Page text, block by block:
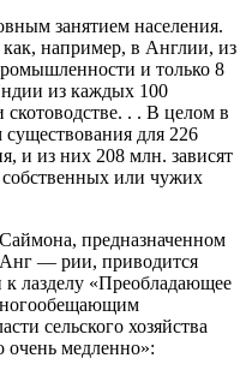
занятием населения.
например, в Англии, из
и только 8
из каждых 100
скотоводстве. . . В целом в
для 226
и из них 208 млн. зависят
собственных или чужих
предназначенном
Анг — рии, приводится
к лазделу «Преобладающее
сельского хозяйства
очень медленно»: